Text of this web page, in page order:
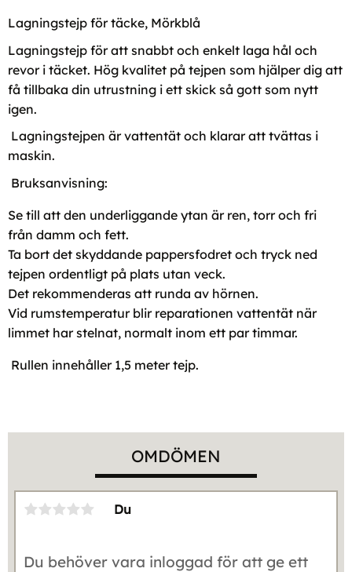
Lagningstejp för täcke, Mörkblå
Lagningstejp för att snabbt och enkelt laga hål och
revor i täcket. Hög kvalitet på tejpen som hjälper dig att
få tillbaka din utrustning i ett skick så gott som nytt
igen.
Lagningstejpen är vattentät och klarar att tvättas i
maskin.
Bruksanvisning:
Se till att den underliggande ytan är ren, torr och fri
från damm och fett.
Ta bort det skyddande pappersfodret och tryck ned
tejpen ordentligt på plats utan veck.
Det rekommenderas att runda av hörnen.
Vid rumstemperatur blir reparationen vattentät när
limmet har stelnat, normalt inom ett par timmar.
Rullen innehåller 1,5 meter tejp.
OMDÖMEN
Du